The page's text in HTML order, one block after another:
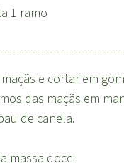
1 ramo
e cortar em
das maçãs em
de canela.
massa doce: